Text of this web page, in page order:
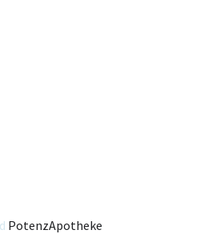
PotenzApotheke